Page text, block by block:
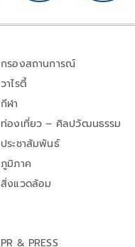
กรองสถานการณ์
วาไรตี้
กีฬา
ท่องเที่ยว – ศิลปวัฒนธรรม
ประชาสัมพันธ์
ภูมิภาค
สิ่งแวดล้อม
PR & PRESS